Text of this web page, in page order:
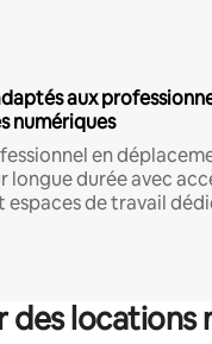
aux
numériques
en
longue durée avec
de travail
des